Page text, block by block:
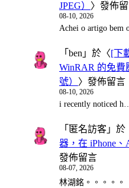
JPEG） 〉發佈
08-10, 2026
Achei o artigo bem
「 ben 」於〈[下
WinRAR 的免
號） 〉發佈留言
08-10, 2026
i recently noticed
「 匿名訪客 」於
器，在 iPhone
發佈留言
08-07, 2026
林湖銘。。。。。